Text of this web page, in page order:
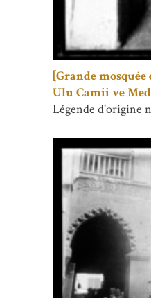
[Grande
Ulu Camii ve
Légende d'origine